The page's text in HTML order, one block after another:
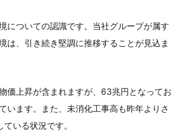
についての認識です。当社グループが属す
は、引き続き堅調に推移することが見込ま
価上昇が含まれますが、63兆円となってお
います。また、未消化工事高も昨年よりさ
いる状況です。